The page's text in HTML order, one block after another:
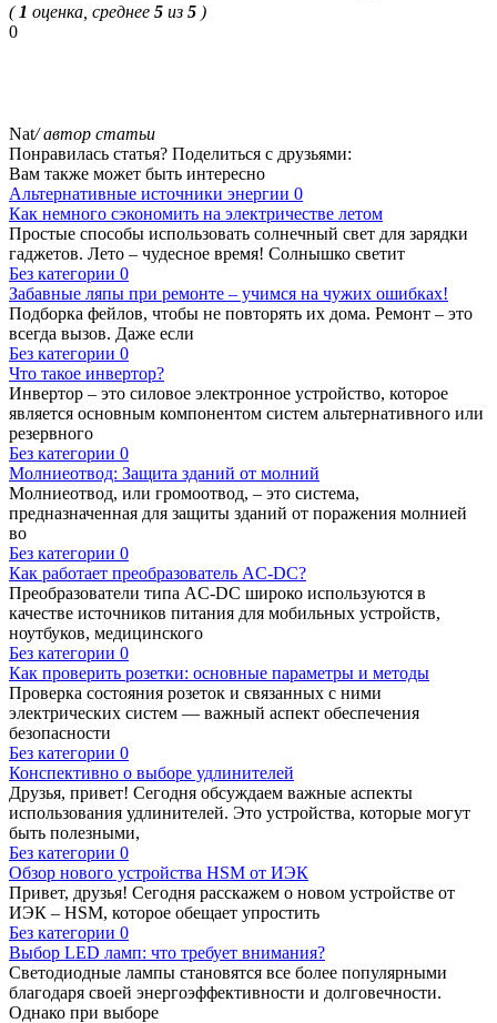
( 1 оценка, среднее 5 из 5 )
0
Nat/ автор статьи
Понравилась статья? Поделиться с друзьями:
Вам также может быть интересно
Альтернативные источники энергии 0
Как немного сэкономить на электричестве летом
Простые способы использовать солнечный свет для зарядки
гаджетов. Лето – чудесное время! Солнышко светит
Без категории 0
Забавные ляпы при ремонте – учимся на чужих ошибках!
Подборка фейлов, чтобы не повторять их дома. Ремонт – это
всегда вызов. Даже если
Без категории 0
Что такое инвертор?
Инвертор – это силовое электронное устройство, которое
является основным компонентом систем альтернативного или
резервного
Без категории 0
Молниеотвод: Защита зданий от молний
Молниеотвод, или громоотвод, – это система,
предназначенная для защиты зданий от поражения молнией
во
Без категории 0
Как работает преобразователь AC-DC?
Преобразователи типа AC-DC широко используются в
качестве источников питания для мобильных устройств,
ноутбуков, медицинского
Без категории 0
Как проверить розетки: основные параметры и методы
Проверка состояния розеток и связанных с ними
электрических систем — важный аспект обеспечения
безопасности
Без категории 0
Конспективно о выборе удлинителей
Друзья, привет! Сегодня обсуждаем важные аспекты
использования удлинителей. Это устройства, которые могут
быть полезными,
Без категории 0
Обзор нового устройства HSM от ИЭК
Привет, друзья! Сегодня расскажем о новом устройстве от
ИЭК – HSM, которое обещает упростить
Без категории 0
Выбор LED ламп: что требует внимания?
Светодиодные лампы становятся все более популярными
благодаря своей энергоэффективности и долговечности.
Однако при выборе